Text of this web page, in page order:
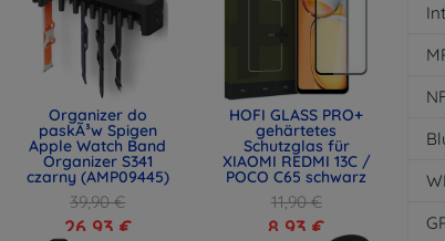
Organizer do
paskÃ³w Spigen
Apple Watch Band
Organizer S341
czarny (AMP09445)
39,90 €
26,93 €
HOFI GLASS PRO+
gehärtetes
Schutzglas für
XIAOMI REDMI 13C /
POCO C65 schwarz
11,90 €
8,93 €